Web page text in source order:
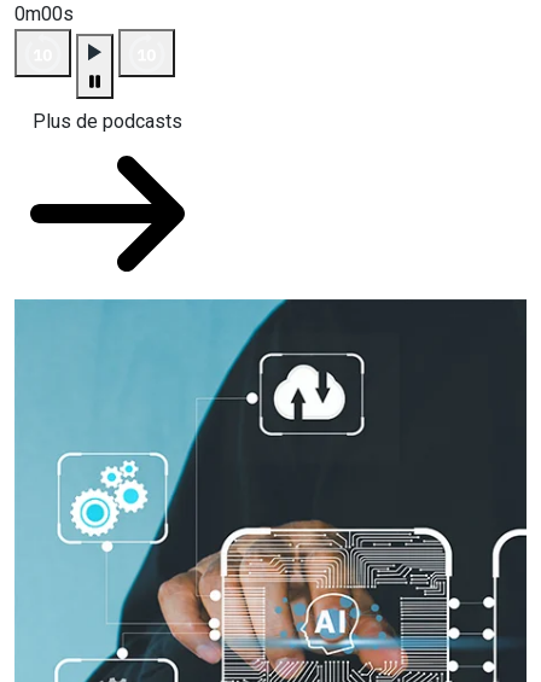
0m00s
Plus de podcasts